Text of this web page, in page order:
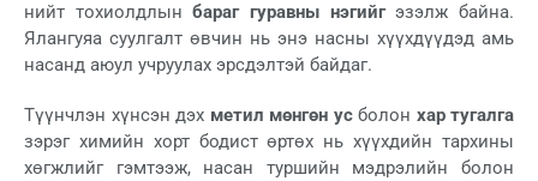
нийт тохиолдлынбараг гуравны нэгийгэзэлж байна.
Ялангуяа суулгалт өвчин нь энэ насны хүүхдүүдэд амь
насанд аюул учруулах эрсдэлтэй байдаг.
Түүнчлэн хүнсэн дэх метил мөнгөн усболон хар тугалга
зэрэг химийн хорт бодист өртөх нь хүүхдийн тархины
хөгжлийг гэмтээж, насан туршийн мэдрэлийн болон